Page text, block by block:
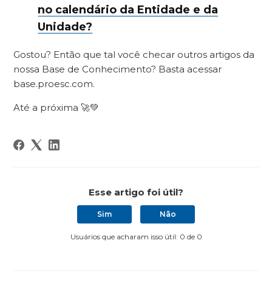
no calendário da Entidade e da
Unidade?
Gostou? Então que tal você checar outros artigos da
nossa Base de Conhecimento? Basta acessar
base.proesc.com.
Até a próxima 🚀💚
Esse artigo foi útil?
Sim Não
Usuários que acharam isso útil: 0 de 0